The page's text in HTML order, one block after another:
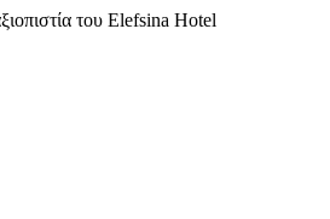
του Elefsina Hotel